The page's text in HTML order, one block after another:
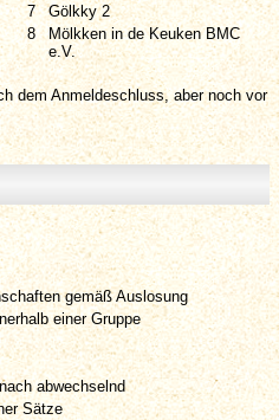
7
Gölkky 2
8
Mölkken in de Keuken BMC
e.V.
dem Anmeldeschluss, aber noch vor
gemäß Auslosung
einer Gruppe
abwechselnd
Sätze